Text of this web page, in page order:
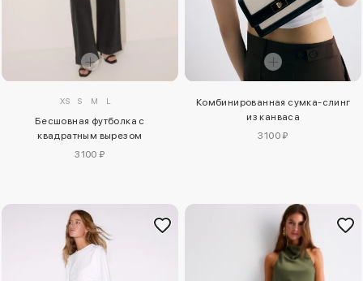
XS S M L
Бесшовная футболка с
квадратным вырезом
3100 ₽
Комбинированная сумка-слинг
из канваса
3100 ₽